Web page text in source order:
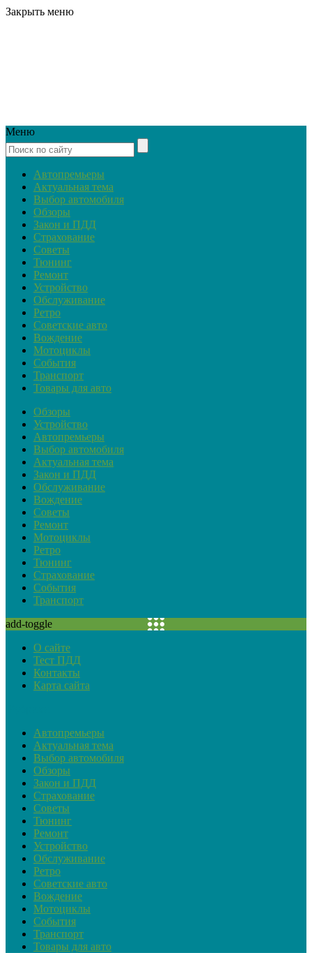
Закрыть меню
Меню
Автопремьеры
Актуальная тема
Выбор автомобиля
Обзоры
Закон и ПДД
Страхование
Советы
Тюнинг
Ремонт
Устройство
Обслуживание
Ретро
Советские авто
Вождение
Мотоциклы
События
Транспорт
Товары для авто
Обзоры
Устройство
Автопремьеры
Выбор автомобиля
Актуальная тема
Закон и ПДД
Обслуживание
Вождение
Советы
Ремонт
Мотоциклы
Ретро
Тюнинг
Страхование
События
Транспорт
add-toggle
О сайте
Тест ПДД
Контакты
Карта сайта
Автопремьеры
Актуальная тема
Выбор автомобиля
Обзоры
Закон и ПДД
Страхование
Советы
Тюнинг
Ремонт
Устройство
Обслуживание
Ретро
Советские авто
Вождение
Мотоциклы
События
Транспорт
Товары для авто